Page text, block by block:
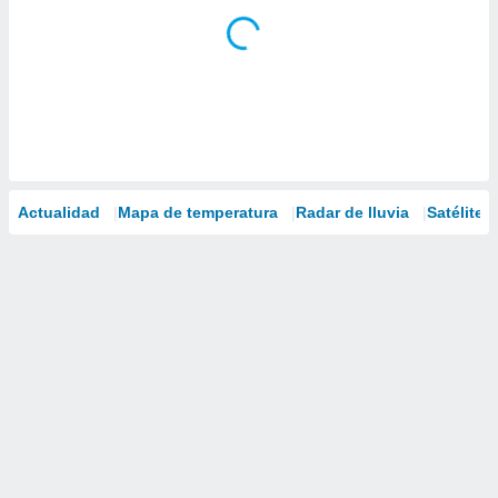
Actualidad Mapa de temperatura Radar de lluvia Satélites